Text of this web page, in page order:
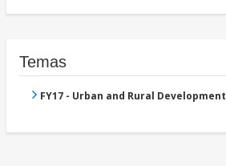
Temas
FY17 - Urban and Rural Development